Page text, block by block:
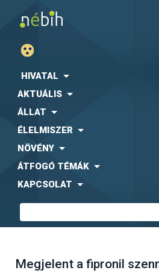
HIVATAL
AKTUÁLIS
ÁLLAT
ÉLELMISZER
NÖVÉNY
ÁTFOGÓ TÉMÁK
KAPCSOLAT
Megjelent a fipronil